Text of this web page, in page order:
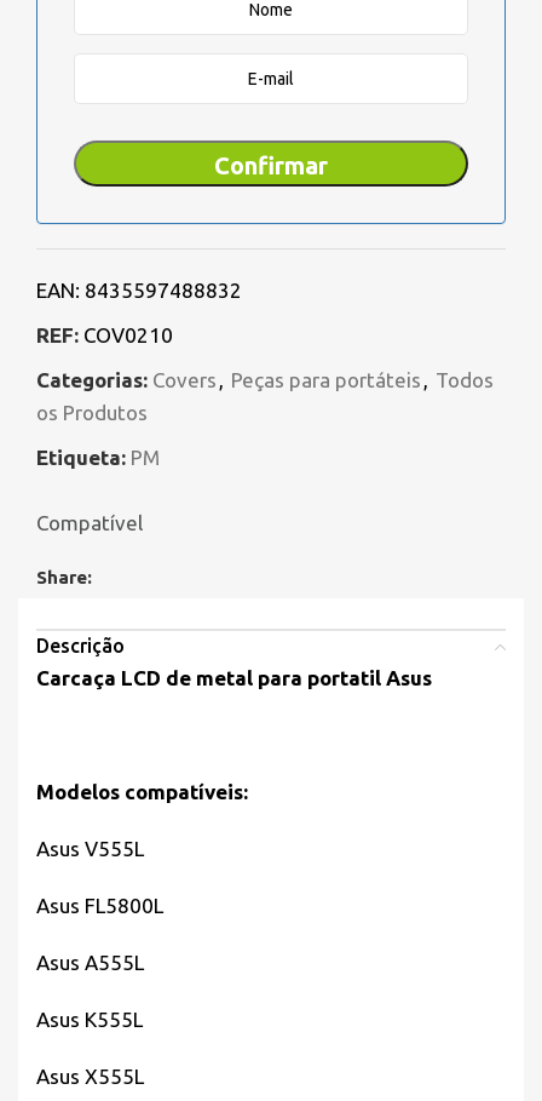
Confirmar
EAN: 8435597488832
REF: COV0210
Categorias: Covers , Peças para portáteis , Todos
os Produtos
Etiqueta: PM
Compatível
Share:
Descrição
Carcaça LCD de metal para portatil Asus
Modelos compatíveis:
Asus V555L
Asus FL5800L
Asus A555L
Asus K555L
Asus X555L